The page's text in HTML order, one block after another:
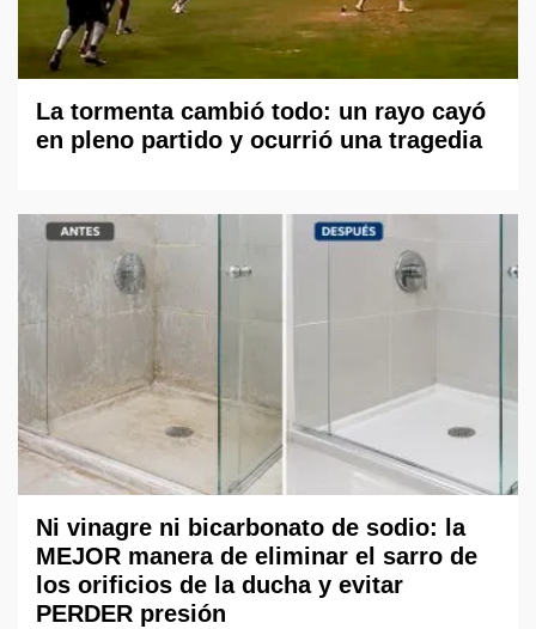
La tormenta cambió todo: un rayo cayó
en pleno partido y ocurrió una tragedia
Ni vinagre ni bicarbonato de sodio: la
MEJOR manera de eliminar el sarro de
los orificios de la ducha y evitar
PERDER presión